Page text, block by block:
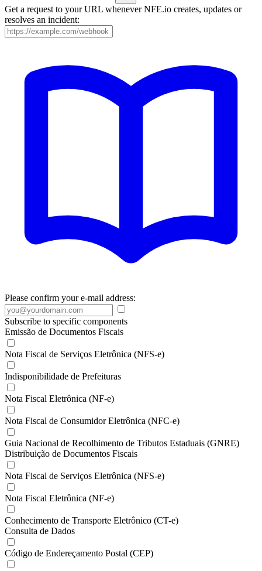
Get a request to your URL whenever NFE.io creates, updates or
resolves an incident:
Please confirm your e-mail address:
Subscribe to specific components
Emissão de Documentos Fiscais
Nota Fiscal de Serviços Eletrônica (NFS-e)
Indisponibilidade de Prefeituras
Nota Fiscal Eletrônica (NF-e)
Nota Fiscal de Consumidor Eletrônica (NFC-e)
Guia Nacional de Recolhimento de Tributos Estaduais (GNRE)
Distribuição de Documentos Fiscais
Nota Fiscal de Serviços Eletrônica (NFS-e)
Nota Fiscal Eletrônica (NF-e)
Conhecimento de Transporte Eletrônico (CT-e)
Consulta de Dados
Código de Endereçamento Postal (CEP)